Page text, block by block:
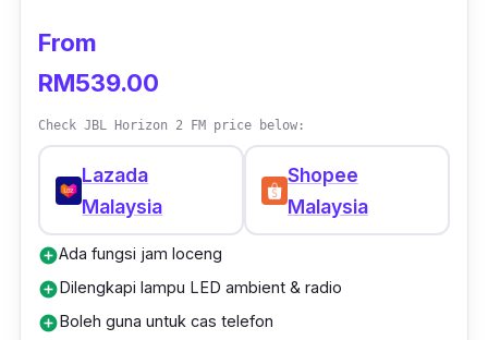
From
RM539.00
Check JBL Horizon 2 FM price below:
Lazada
Malaysia
Shopee
Malaysia
add_circleAda fungsi jam loceng
add_circleDilengkapi lampu LED ambient & radio
add_circleBoleh guna untuk cas telefon